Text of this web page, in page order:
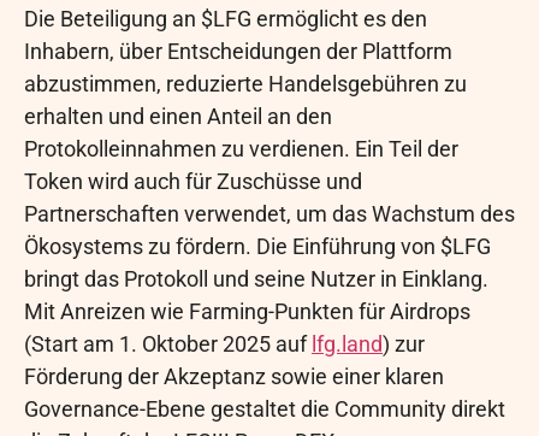
Die Beteiligung an $LFG ermöglicht es den
Inhabern, über Entscheidungen der Plattform
abzustimmen, reduzierte Handelsgebühren zu
erhalten und einen Anteil an den
Protokolleinnahmen zu verdienen. Ein Teil der
Token wird auch für Zuschüsse und
Partnerschaften verwendet, um das Wachstum des
Ökosystems zu fördern. Die Einführung von $LFG
bringt das Protokoll und seine Nutzer in Einklang.
Mit Anreizen wie Farming-Punkten für Airdrops
(Start am 1. Oktober 2025 auflfg.land) zur
Förderung der Akzeptanz sowie einer klaren
Governance-Ebene gestaltet die Community direkt